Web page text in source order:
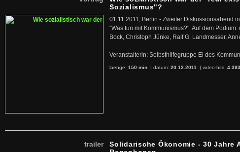
Sozialismus"?
01.11.2011, Berlin - Zweiter Diskussionsabend
"Was tun mit Kommunismus?". Auf dem
Bock, Christoph Jünke, Ralf G. Landmesser,
Veranstalterin: Selbsthilfegruppe Ei des
laenge: 150 min | datum: 20.12.2011 | video-hits: 4.393
trailer
Solidarische Ökonomie - 30 Jahre